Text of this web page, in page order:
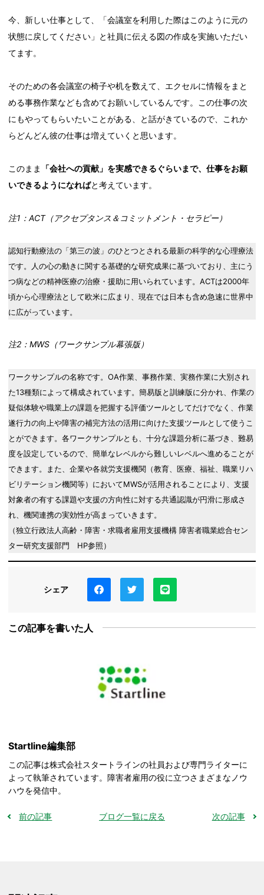
今、新しい仕事として、「会議室を利用した際はこのように元の
状態に戻してください」と社員に伝える図の作成を実施いただい
てます。
そのための各会議室の椅子や机を数えて、エクセルに情報をまと
める事務作業なども含めてお願いしているんです。この仕事の次
にもやってもらいたいことがある、と話がきているので、これか
らどんどん彼の仕事は増えていくと思います。
このまま
「会社への貢献」を実感できるぐらいまで、仕事をお願
いできるようになればと考えています。
注1：ACT（アクセプタンス＆コミットメント・セラピー）
認知行動療法の「第三の波」のひとつとされる最新の科学的な心理療法
です。人の心の動きに関する基礎的な研究成果に基づいており、主にう
つ病などの精神医療の治療・援助に用いられています。ACTは2000年
頃から心理療法として欧米に広まり、現在では日本も含め急速に世界中
に広がっています。
注2：MWS（ワークサンプル幕張版）
ワークサンプルの名称です。OA作業、事務作業、実務作業に大別され
た13種類によって構成されています。簡易版と訓練版に分かれ、作業の
疑似体験や職業上の課題を把握する評価ツールとしてだけでなく、作業
遂行力の向上や障害の補完方法の活用に向けた支援ツールとして使うこ
とができます。各ワークサンプルとも、十分な課題分析に基づき、難易
度を設定しているので、簡単なレベルから難しいレベルへ進めることが
できます。また、企業や各就労支援機関（教育、医療、福祉、職業リハ
ビリテーション機関等）においてMWSが活用されることにより、支援
対象者の有する課題や支援の方向性に対する共通認識が円滑に形成さ
れ、機関連携の実効性が高まっていきます。
（独立行政法人高齢・障害・求職者雇用支援機構 障害者職業総合セン
ター研究支援部門 HP参照）
シェア
この記事を書いた人
Startline編集部
この記事は株式会社スタートラインの社員および専門ライターに
よって執筆されています。障害者雇用の役に立つさまざまなノウ
ハウを発信中。
前の記事 ブログ一覧に戻る 次の記事